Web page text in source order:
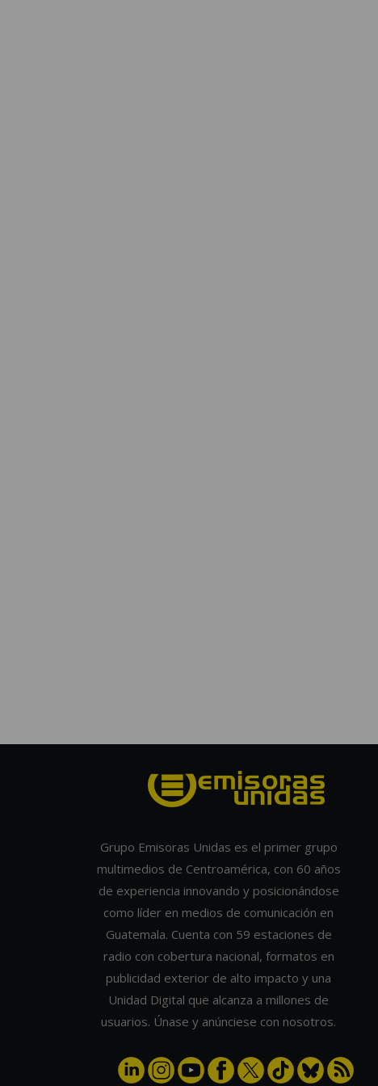
Grupo Emisoras Unidas es el primer grupo
multimedios de Centroamérica, con 60 años
de experiencia innovando y posicionándose
como líder en medios de comunicación en
Guatemala. Cuenta con 59 estaciones de
radio con cobertura nacional, formatos en
publicidad exterior de alto impacto y una
Unidad Digital que alcanza a millones de
usuarios. Únase y anúnciese con nosotros.